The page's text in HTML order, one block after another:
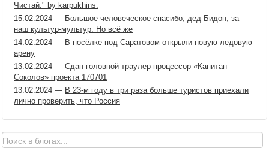
Чистай." by karpukhins.
15.02.2024 — Большое человеческое спасибо, дед Бидон, за
наш культур-мультур. Но всё же
14.02.2024 — В посёлке под Саратовом открыли новую ледовую
арену
13.02.2024 — Сдан головной траулер-процессор «Капитан
Соколов» проекта 170701
13.02.2024 — В 23-м году в три раза больше туристов приехали
лично проверить, что Россия